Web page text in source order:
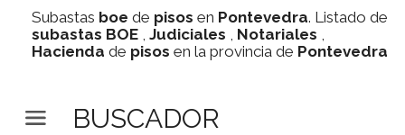
Subastas boe de pisos en Pontevedra. Listado de
subastas BOE , Judiciales , Notariales ,
Hacienda de pisos en la provincia de Pontevedra
BUSCADOR